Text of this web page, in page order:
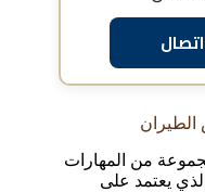
اتصال
الطيران
من المهارات
يعتمد على